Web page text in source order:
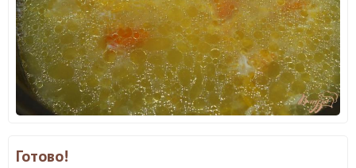
Готово!